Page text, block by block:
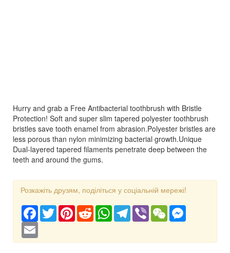
Hurry and grab a Free Antibacterial toothbrush with Bristle
Protection! Soft and super slim tapered polyester toothbrush
bristles save tooth enamel from abrasion.Polyester bristles are
less porous than nylon minimizing bacterial growth.Unique
Dual-layered tapered filaments penetrate deep between the
teeth and around the gums.
Розкажіть друзям, поділіться у соціальній мережі!
Facebook
TwitterPinterestRedditWhatsAppTelegram
Viber WeChat